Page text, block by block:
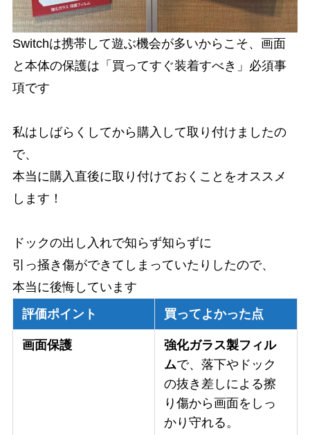
Switchは携帯して遊ぶ機会が多いからこそ、画面
と本体の保護は「買ってすぐ装着すべき」必須事
項です
私はしばらくしてから購入して取り付けましたの
で、
本当に購入直後に取り付けておくことをオススメ
します！
ドックの出し入れで知らず知らずに
引っ掻き傷ができてしまっていたりしたので、
本当に後悔しています
評価ポイント
買ってよかった点
画面保護
強化ガラス製フィル
ムで、落下やドック
の抜き差しによる擦
り傷から画面をしっ
かり守れる。